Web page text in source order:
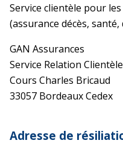
Service clientèle pour
(assurance décès, santé,
GAN Assurances
Service Relation Clientèle
Cours Charles Bricaud
33057 Bordeaux Cedex
Adresse de